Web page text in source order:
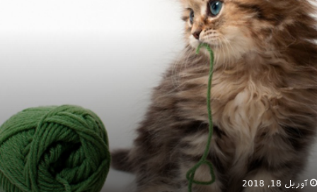
آوریل 18, 2018